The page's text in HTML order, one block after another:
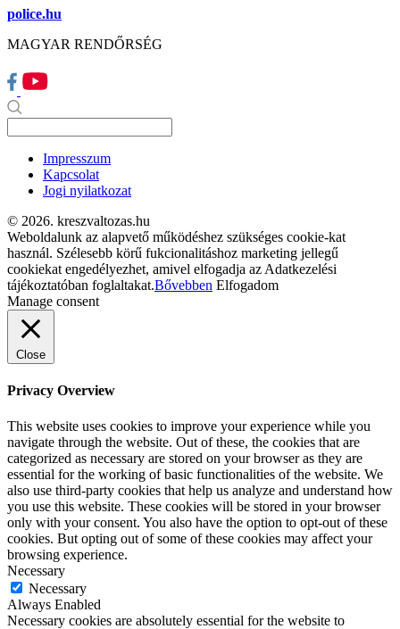
police.hu
MAGYAR RENDŐRSÉG
Impresszum
Kapcsolat
Jogi nyilatkozat
© 2026. kreszvaltozas.hu
Weboldalunk az alapvető működéshez szükséges cookie-kat
használ. Szélesebb körű fukcionalitáshoz marketing jellegű
cookiekat engedélyezhet, amivel elfogadja az Adatkezelési
tájékoztatóban foglaltakat.Bővebben Elfogadom
Manage consent
Close
Privacy Overview
This website uses cookies to improve your experience while you
navigate through the website. Out of these, the cookies that are
categorized as necessary are stored on your browser as they are
essential for the working of basic functionalities of the website. We
also use third-party cookies that help us analyze and understand how
you use this website. These cookies will be stored in your browser
only with your consent. You also have the option to opt-out of these
cookies. But opting out of some of these cookies may affect your
browsing experience.
Necessary
Necessary
Always Enabled
Necessary cookies are absolutely essential for the website to